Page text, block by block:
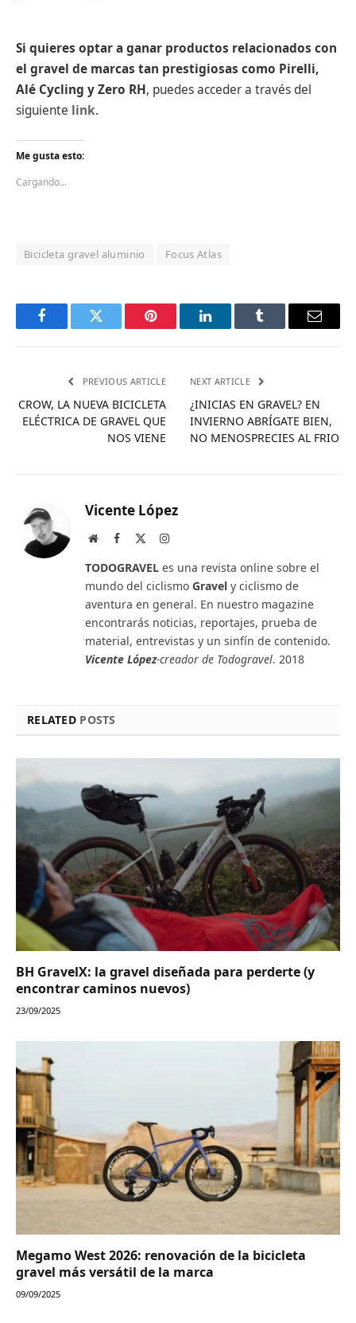
Si quieres optar a ganar productos relacionados con
el gravel de marcas tan prestigiosas como Pirelli,
Alé Cycling y Zero RH, puedes acceder a través del
siguiente link.
Me gusta esto:
Cargando...
Bicicleta gravel aluminio Focus Atlas
FacebookTwitter Pinterest LinkedInTumblr Email
PREVIOUS ARTICLE
CROW, LA NUEVA BICICLETA
ELÉCTRICA DE GRAVEL QUE
NOS VIENE
NEXT ARTICLE
¿INICIAS EN GRAVEL? EN
INVIERNO ABRÍGATE BIEN,
NO MENOSPRECIES AL FRIO
Vicente López
WebsiteFacebook Instagram
TODOGRAVEL es una revista online sobre el
mundo del ciclismo Gravel y ciclismo de
aventura en general. En nuestro magazine
encontrarás noticias, reportajes, prueba de
material, entrevistas y un sinfín de contenido.
Vicente López-creador de Todogravel. 2018
RELATED POSTS
BH GravelX: la gravel diseñada para perderte (y
encontrar caminos nuevos)
23/09/2025
Megamo West 2026: renovación de la bicicleta
gravel más versátil de la marca
09/09/2025